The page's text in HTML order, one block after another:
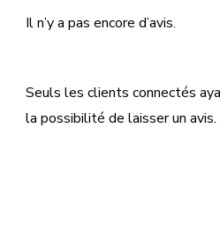
Il n’y a pas encore d’avis.
Seuls les clients connectés
la possibilité de laisser un avis.